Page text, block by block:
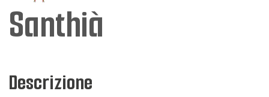
Santhià
Descrizione